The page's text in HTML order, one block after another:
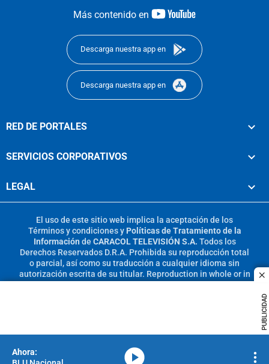
PUBLICIDAD
Más contenido en
youtube-
Descarga nuestra app en
Descarga nuestra app en
RED DE PORTALES
SERVICIOS CORPORATIVOS
LEGAL
El uso de este sitio web implica la aceptación de los
Términos y condicionesy Políticas de Tratamiento de la
Información de CARACOL TELEVISIÓN S.A. Todos los
Derechos Reservados D.R.A. Prohibida su reproducción total
o parcial, así como su traducción a cualquier idioma sin
autorización escrita de su titular. Reproduction in whole or in